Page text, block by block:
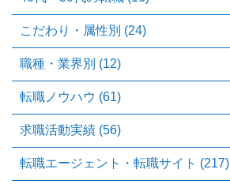
こだわり・属性別 (24)
職種・業界別 (12)
転職ノウハウ (61)
求職活動実績 (56)
転職エージェント・転職サイト (217)